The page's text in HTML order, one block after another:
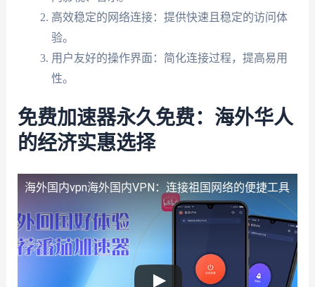
高效稳定的网络连接：提供快速且稳定的访问体
验。
用户友好的操作界面：简化连接过程，提高易用
性。
免费加速器永久免费：海外华人
的经济实惠选择
海外国内vpn海外国内VPN：连接祖国网络的便捷工具